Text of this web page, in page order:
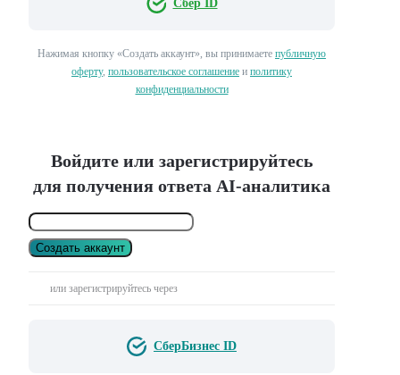
Сбер ID
Нажимая кнопку «Создать аккаунт», вы принимаете публичную
оферту, пользовательское соглашение и политику
конфиденциальности
Войдите или зарегистрируйтесь
для получения ответа AI-аналитика
Создать аккаунт
или зарегистрируйтесь через
СберБизнес ID